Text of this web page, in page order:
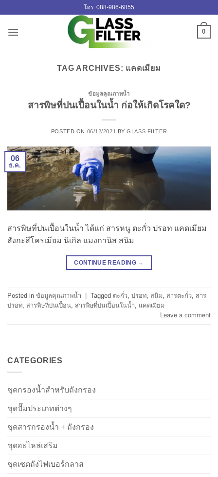
โทร: 088-986-6855
0
TAG ARCHIVES: แคดเมียม
ข้อมูลคุณภาพน้ำ
สารพิษที่ปนเปื้อนในน้ำ ก่อให้เกิดโรคใด?
POSTED ON 06/12/2021 BYGLASS FILTER
06
ธ.ค.
สารพิษที่ปนเปื้อนในน้ำ ได้แก่ สารหนู ตะกั่ว ปรอท แคดเมียม
สังกะสีโครเมียม นิเกิล แมงกานิส สนิม
CONTINUE READING →
Posted in ข้อมูลคุณภาพน้ำ Tagged ตะกั่ว ปรอท สนิม สารตะกั่ว สาร
ปรอท สารพิษที่ปนเปื้อน สารพิษที่ปนเปื้อนในน้ำ
แคดเมียม
Leave a comment
CATEGORIES
ชุดกรองน้ำสำหรับถังกรอง
ชุดปั๊มประเภทต่างๆ
ชุดสารกรองน้ำ + ถังกรอง
ชุดอะไหล่เสริม
ชุดเซตถังไฟเบอร์กลาส